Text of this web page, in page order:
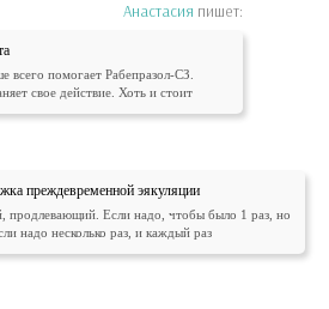
Анастасия пишет:
всего помогает Рабепразол-СЗ.
свое действие. Хоть и стоит
преждевременной эякуляции
продлевающий. Если надо, чтобы было 1 раз, но
надо несколько раз, и каждый раз